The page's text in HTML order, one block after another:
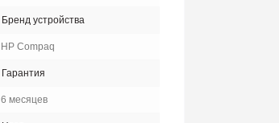
Бренд устройства
HP Compaq
Гарантия
6 месяцев